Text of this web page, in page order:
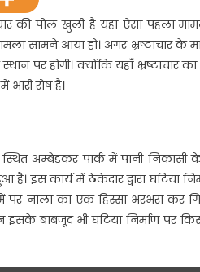
पोल खुली है यहा ऐसा पहला
सामने आया हो। अगर भ्रष्टाचार के
पर होगी। क्योंकि यहाँ भ्रष्टाचार
रोष है।
अम्बेडकर पार्क में पानी निकासी
इस कार्य में ठेकेदार द्वारा घटिया
नाला का एक हिस्सा भरभरा कर
बाबजूद भी घटिया निर्माण पर